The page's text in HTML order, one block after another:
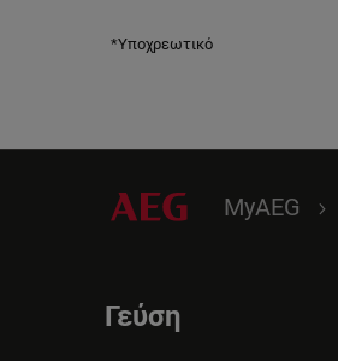
*Υποχρεωτικό
MyAEG
Γεύση